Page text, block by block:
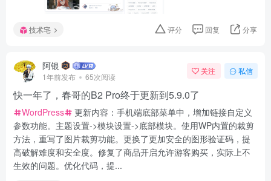
技术宅 评分 回复 分享
阿银
1年前发布 65次阅读
关注 私信
快一年了，春哥的B2 Pro终于更新到5.9.0了
WordPress
更新内容：手机端底部菜单中，增加链接自定义
参数功能。主题设置->模块设置->底部模块。使用WP内置的裁剪
方法，重写了图片裁剪功能。更换了更加安全的图形验证码，提
高破解难度和安全度。修复了商品开启允许游客购买，实际上不
生效的问题。优化代码，提...